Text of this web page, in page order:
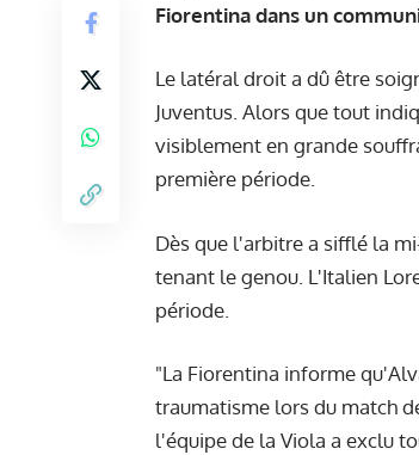
Fiorentina dans un
Le latéral droit a dû être
Juventus. Alors que tout
visiblement en grande
première période.
Dès que l'arbitre a sifflé la
tenant le genou. L'Italien
période.
"La Fiorentina informe
traumatisme lors du match
l'équipe de la Viola a exclu